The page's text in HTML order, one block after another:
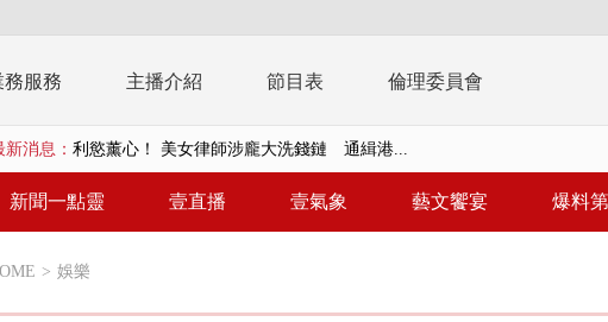
務服務 主播介紹 節目表 倫理委員會
新消息： 早餐店放迷你拒馬「只有始源可以停」 他真...
賴清德「0看稿」嗆爆盧秀燕 2028總統戰提...
新聞一點靈 壹直播 壹氣象 藝文饗宴 爆料
> 娛樂